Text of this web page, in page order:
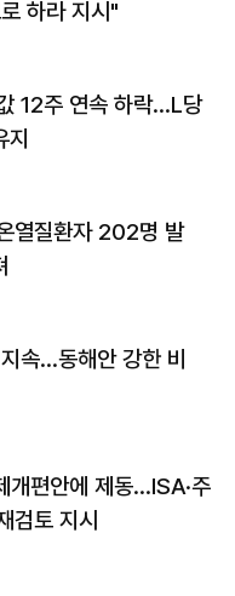
하라 지시"
12주 연속 하락…L당
열질환자 202명 발
속…동해안 강한 비
개편안에 제동…ISA·주
검토 지시